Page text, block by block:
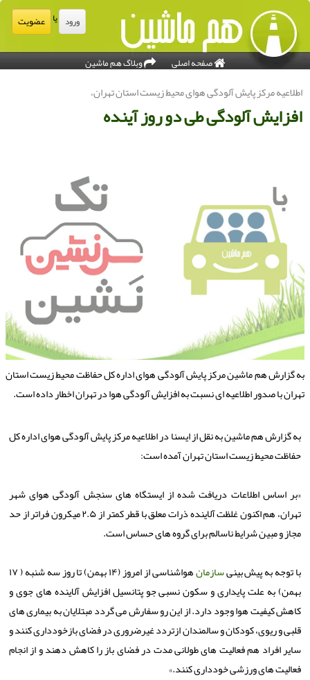
ورود عضویت
صفحه اصلی وبلاگ هم ماشین
اطلاعیه مركز پایش آلودگی هوای محیط زیست استان تهران،
افزایش آلودگی طی دو روز آینده
گزارش هم ماشین مركز پایش آلودگی هوای اداره كل حفاظت محیط زیست استان
با صدور اطلاعیه ای نسبت به افزایش آلودگی هوا در تهران اخطار داده است.
به گزارش هم ماشین به نقل از ایسنا در اطلاعیه مركز پایش آلودگی هوای اداره كل
حفاظت محیط زیست استان تهران آمده است:
«بر اساس اطلاعات دریافت شده از ایستگاه های سنجش آلودگی هوای شهر
تهران، هم اكنون غلظت آلاینده ذرات معلق با قطر كمتر از ۲.۵ میكرون فراتر از حد
مجاز و مبین شرایط ناسالم برای گروه های حساس است.
با توجه به پیش بینیسازمان
هواشناسی از امروز (۱۴ بهمن) تا روز سه شنبه ( ۱۷
بهمن) به علت پایداری و سكون نسبی جو پتانسیل افزایش آلاینده های جوی و
كاهش كیفیت هوا وجود دارد. از این رو سفارش می گردد مبتلایان به بیماری های
قلبی و ریوی، كودكان و سالمندان ازتردد غیرضروری در فضای بازخودداری كنند و
سایر افراد هم فعالیت های طولانی مدت در فضای باز را كاهش دهند و از انجام
فعالیت های ورزشی خودداری كنند.»